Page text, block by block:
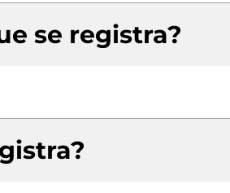
se registra?